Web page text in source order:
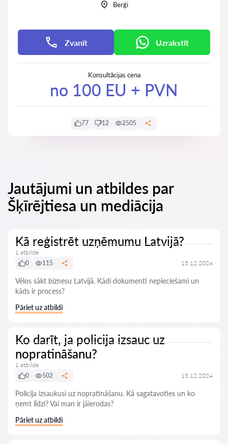
Berģi
Zvanīt Uzrakstīt
Konsultācijas cena
no 100 EU + PVN
77 12 2505
Jautājumi un atbildes par
Šķīrējtiesa un mediācija
Kā reģistrēt uzņēmumu Latvijā?
1 atbilde
0
115 15.12.2024
Vēlos sākt biznesu Latvijā. Kādi dokumenti nepieciešami un
kāds ir process?
Pāriet uz atbildi
Ko darīt, ja policija izsauc uz
nopratināšanu?
1 atbilde
0
502 15.12.2024
Policija izsaukusi uz nopratināšanu. Kā sagatavoties un ko
ņemt līdzi? Vai man ir jāierodas?
Pāriet uz atbildi